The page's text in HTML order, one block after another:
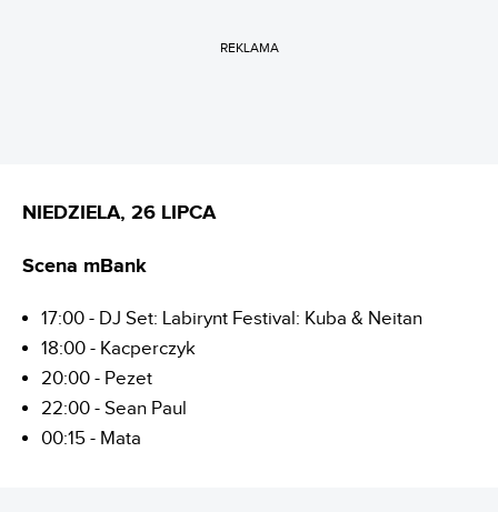
REKLAMA
NIEDZIELA, 26 LIPCA
Scena mBank
17:00 - DJ Set: Labirynt Festival: Kuba & Neitan
18:00 - Kacperczyk
20:00 - Pezet
22:00 - Sean Paul
00:15 - Mata